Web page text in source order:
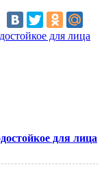
для лица